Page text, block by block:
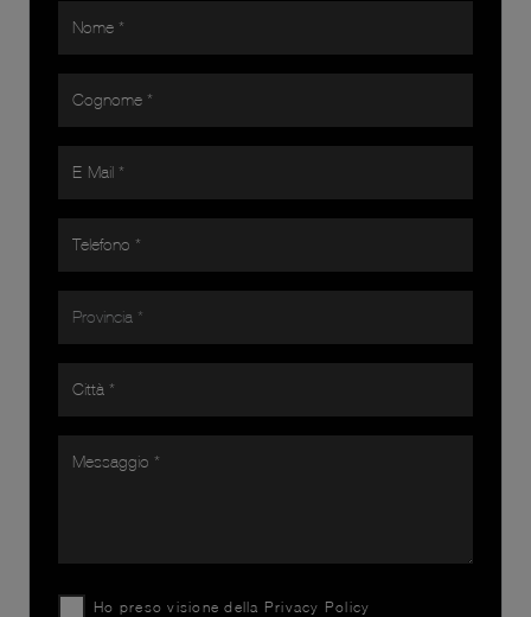
Ho preso visione della Privacy Policy